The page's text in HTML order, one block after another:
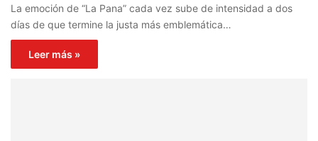
La emoción de “La Pana” cada vez sube de intensidad a dos
días de que termine la justa más emblemática…
Leer más »